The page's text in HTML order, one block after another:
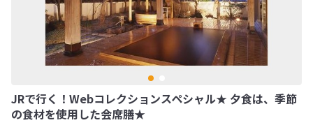
JRで行く！Webコレクションスペシャル★ 夕食は、季節
の食材を使用した会席膳★